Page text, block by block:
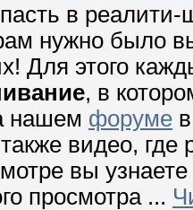
в
нужно было
Для этого
, в
нашем форуме
видео, где
вы
просмотра ...